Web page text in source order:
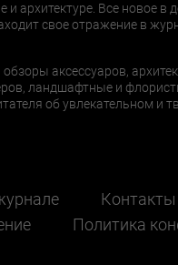
Все новое в
свое отражение в
аксессуаров,
ландшафтные и
об увлекательном и
Контакты
Политика